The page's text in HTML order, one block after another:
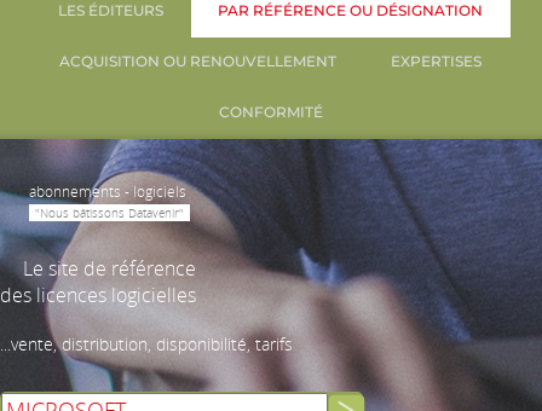
LES ÉDITEURS PAR RÉFÉRENCE OU DÉSIGNATION
ACQUISITION OU RENOUVELLEMENT EXPERTISES
CONFORMITÉ
abonnements - logiciels
"Nous bâtissons Datavenir"
Le site de référence
des licences logicielles
...vente, distribution, disponibilité, tarifs